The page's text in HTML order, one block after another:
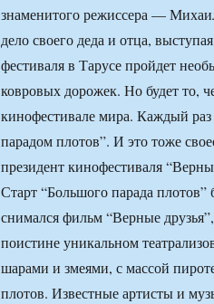
знаменитого режиссера —
дело своего деда и отца,
фестиваля в Тарусе пройдет
ковровых дорожек. Но будет то,
кинофестивале мира. Каждый
парадом плотов”. И это тоже
президент кинофестиваля
Старт “Большого парада плотов”
снимался фильм “Верные
поистине уникальном
шарами и змеями, с массой
плотов. Известные артисты и